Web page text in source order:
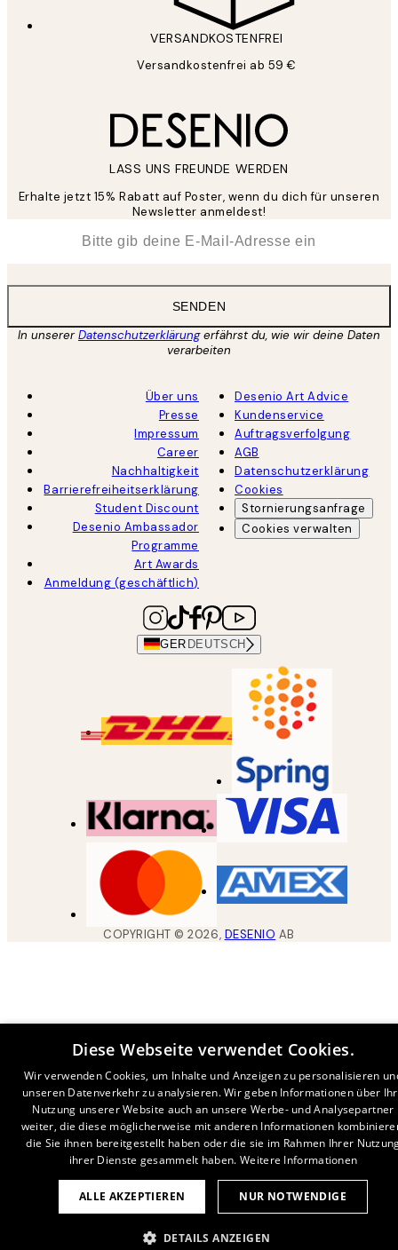
VERSANDKOSTENFREI
Versandkostenfrei ab 59 €
LASS UNS FREUNDE WERDEN
Erhalte jetzt 15% Rabatt auf Poster, wenn du dich für unseren
Newsletter anmeldest!
SENDEN
In unsererDatenschutzerklärungerfährst du, wie wir deine Daten
verarbeiten
Über uns
Presse
Impressum
Career
Nachhaltigkeit
Barrierefreiheitserklärung
Student Discount
Desenio Ambassador
Programme
Art Awards
Anmeldung (geschäftlich)
Desenio Art Advice
Kundenservice
Auftragsverfolgung
AGB
Datenschutzerklärung
Cookies
Stornierungsanfrage
Cookies verwalten
GER DEUTSCH
COPYRIGHT ©2026, DESENIO AB
Diese Webseite verwendet Cookies.
Wir verwenden Cookies, um Inhalte und Anzeigen zu personalisieren
unseren Datenverkehr zu analysieren. Wir geben Informationen über
Nutzung unserer Website auch an unsere Werbe- und Analysepartner
weiter, die diese möglicherweise mit anderen Informationen
die Sie ihnen bereitgestellt haben oder die sie im Rahmen Ihrer
ihrer Dienste gesammelt haben. Weitere Informationen
ALLE AKZEPTIEREN NUR NOTWENDIGE
DETAILS ANZEIGEN